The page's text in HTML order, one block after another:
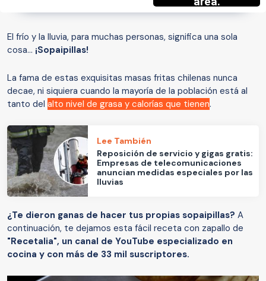
El frío y la lluvia, para muchas personas, significa una sola
cosa... ¡Sopaipillas!
La fama de estas exquisitas masas fritas chilenas nunca
decae, ni siquiera cuando la mayoría de la población está al
tanto del alto nivel de grasa y calorías que tienen.
Lee También
Reposición de servicio y gigas gratis:
Empresas de telecomunicaciones
anuncian medidas especiales por las
lluvias
¿Te dieron ganas de hacer tus propias sopaipillas? A
continuación, te dejamos esta fácil receta con zapallo de
"Recetalia", un canal de YouTube especializado en
cocina y con más de 33 mil suscriptores.